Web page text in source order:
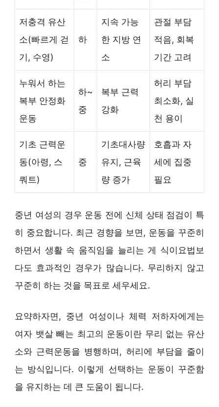
저충격 유산
소(빠르게 걷
기, 수영)
하
지속 가능
한 지방 연
소
관절 부담
적음, 회복
기간 고려
누워서 하는
복부 안정화
운동
하~
중
복부 근력
강화
허리 부담
최소화, 실
천 용이
기초 근력운
동(아령, 스
쿼트)
중
기초대사량
유지, 근육
량 증가
호흡과 자
세에 집중
필요
중년 여성의 경우 운동 전에 신체 상태 점검이 특
히 중요합니다. 최근 경향을 보면, 운동을 꾸준히
하면서 생활 속 움직임을 늘리는 게 식이요법보
다도 효과적인 경우가 많습니다. 무리하지 않고
꾸준히 하는 것을 목표로 세우세요.
요약하자면, 중년 여성이나 체력 저하자에게는
여자 뱃살 빼는 최고의 운동이란 무리 없는 유산
소와 근력운동을 병행하며, 허리에 부담을 줄이
는 방식입니다. 이렇게 선택하는 운동이 꾸준함
을 유지하는 데 큰 도움이 됩니다.